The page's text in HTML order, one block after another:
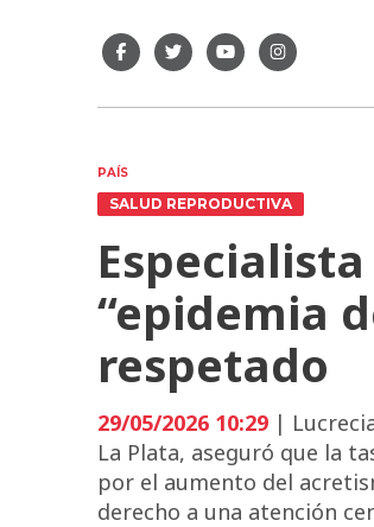
PAÍS
SALUD REPRODUCTIVA
“epidemia
respetado
29/05/2026 10:29 |
La Plata, aseguró que la
por el aumento del
derecho a una atención